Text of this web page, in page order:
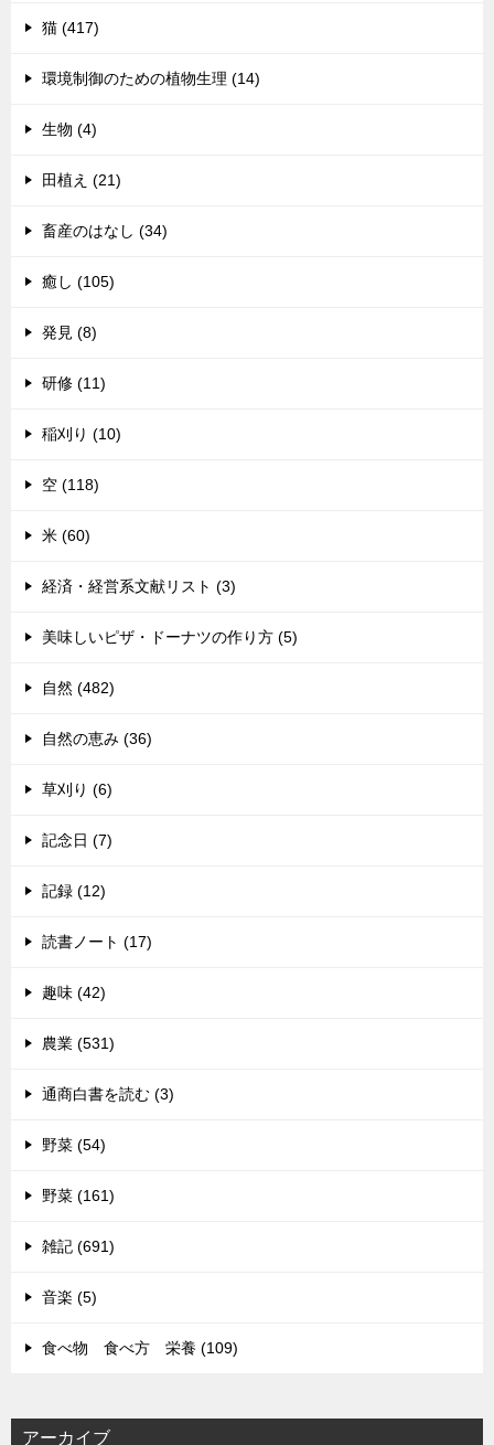
猫 (417)
環境制御のための植物生理 (14)
生物 (4)
田植え (21)
畜産のはなし (34)
癒し (105)
発見 (8)
研修 (11)
稲刈り (10)
空 (118)
米 (60)
経済・経営系文献リスト (3)
美味しいピザ・ドーナツの作り方 (5)
自然 (482)
自然の恵み (36)
草刈り (6)
記念日 (7)
記録 (12)
読書ノート (17)
趣味 (42)
農業 (531)
通商白書を読む (3)
野菜 (54)
野菜 (161)
雑記 (691)
音楽 (5)
食べ物 食べ方 栄養 (109)
アーカイブ